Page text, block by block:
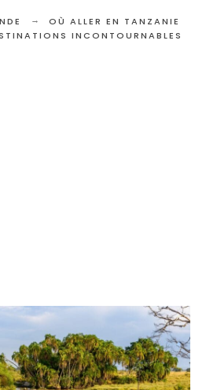
OÙ ALLER EN TANZANIE
INCONTOURNABLES